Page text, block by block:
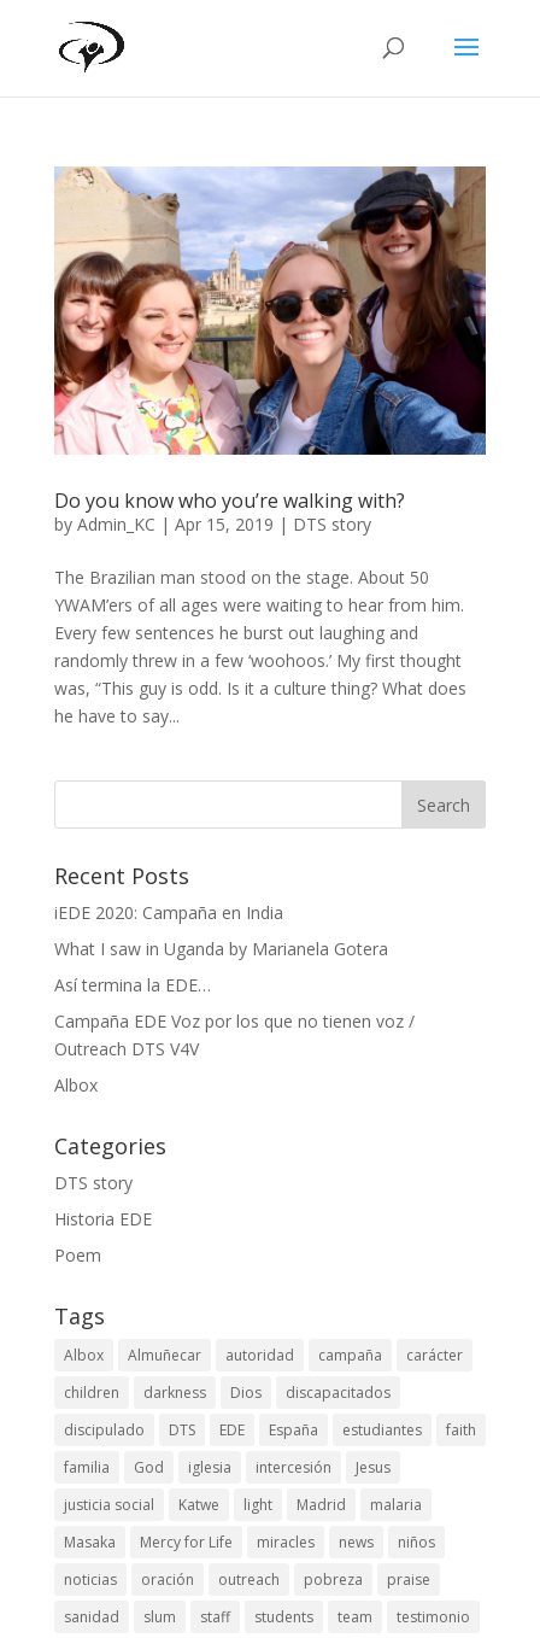
Do you know who you’re walking with?
by Admin_KC | Apr 15, 2019 | DTS story
The Brazilian man stood on the stage. About 50
YWAM’ers of all ages were waiting to hear from him.
Every few sentences he burst out laughing and
randomly threw in a few ‘woohoos.’ My first thought
was, “This guy is odd. Is it a culture thing? What does
he have to say...
Recent Posts
iEDE 2020: Campaña en India
What I saw in Uganda by Marianela Gotera
Así termina la EDE…
Campaña EDE Voz por los que no tienen voz /
Outreach DTS V4V
Albox
Categories
DTS story
Historia EDE
Poem
Tags
Albox Almuñecar autoridad campaña
carácter
children
darkness Dios
discapacitados
discipulado
DTS EDE España estudiantes
faith
familia
God iglesia intercesión
Jesus
justicia social
Katwe light Madrid
malaria
Masaka
Mercy for Life miracles news
niños
noticias
oración outreach pobreza
praise
sanidad
slum staff students team
testimonio